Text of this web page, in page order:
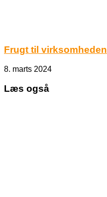
Frugt til virksomheden
8. marts 2024
Læs også